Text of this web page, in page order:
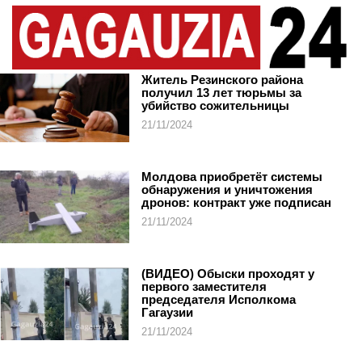
Житель Резинского района
получил 13 лет тюрьмы за
убийство сожительницы
21/11/2024
Молдова приобретёт системы
обнаружения и уничтожения
дронов: контракт уже подписан
21/11/2024
(ВИДЕО) Обыски проходят у
первого заместителя
председателя Исполкома
Гагаузии
21/11/2024